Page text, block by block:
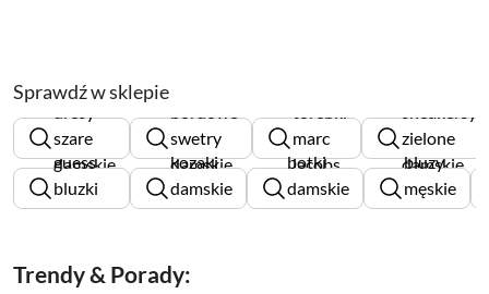
Sprawdź w sklepie
szare
damskie
swetry
damskie
marc
jacobs
zielone
damskie
guess
bluzki
damskie
kozaki
damskie
rieker
botki
damskie
deezee
bluzy
męskie
pitbull
Trendy & Porady: